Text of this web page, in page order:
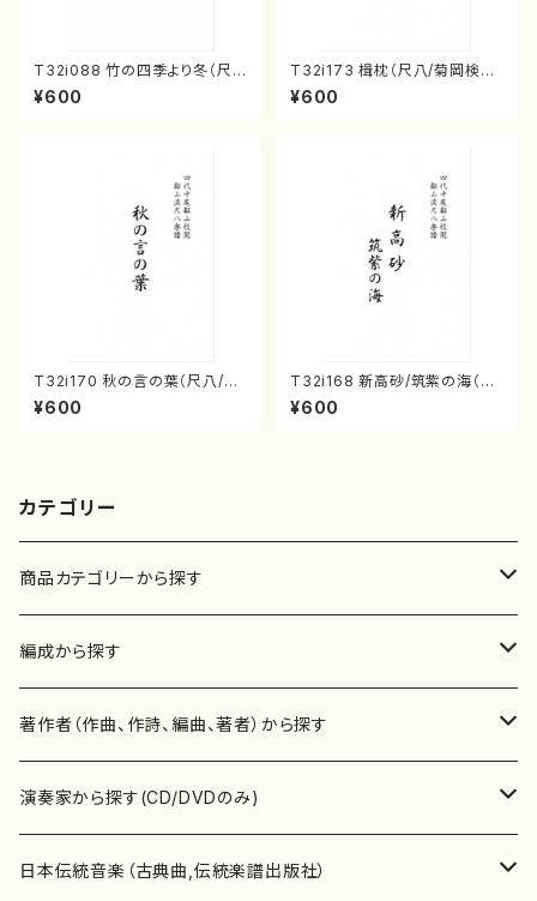
T32i088 竹の四季より冬（尺
八/初代 山本邦山/尺八/都山式
譜）都山流公刊楽譜曲番:537
¥600
T32i173 楫枕（尺八/菊岡検校/
楽譜）都山流公刊楽譜曲番:102
5
¥600
T32i170 秋の言の葉（尺八/西
山検校/楽譜）都山流公刊楽譜曲
番:1022
¥600
T32i168 新高砂/筑紫の海（尺
八/寺嶋検校/高野検校/楽譜）都
山流公刊楽譜曲番:1020
¥600
カテゴリー
商品カテゴリーから探す
楽譜
書籍
書籍
テキストブック
CD・DVD
チケット
編成から探す
邦楽器
箏・琴（ソロ）
箏・琴（合奏）
合唱
混声合唱
歌・声
著作者（作曲、作詩、編曲、著者）から探す
あ行
青木省三(アオキ ショウゾウ)
か行
演奏家から探す(CD/DVDのみ)
邦楽（箏、三味線、尺八等）演奏家
日本伝統音楽（古典曲,伝統楽譜出版社）